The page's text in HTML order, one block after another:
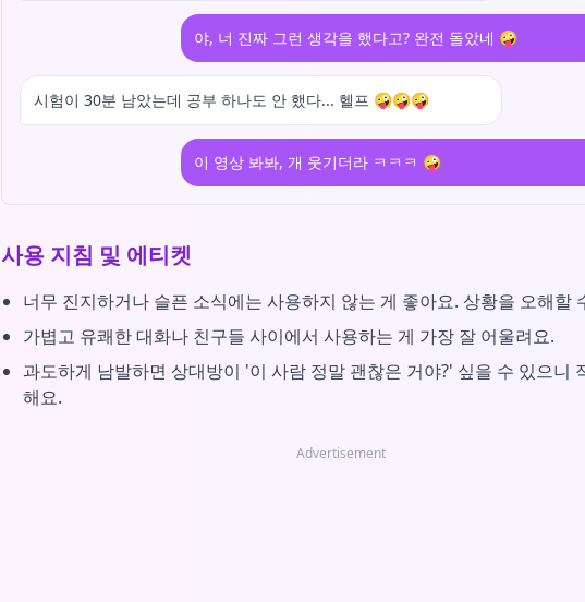
야, 너 진짜 그런 생각을 했다고? 완전 돌았네 🤪
시험이 30분 남았는데 공부 하나도 안 했다... 헬프 🤪🤪🤪
이 영상 봐봐, 개 웃기더라 ㅋㅋㅋ 🤪
사용 지침 및 에티켓
너무 진지하거나 슬픈 소식에는 사용하지 않는 게 좋아요. 상황을 오해할
가볍고 유쾌한 대화나 친구들 사이에서 사용하는 게 가장 잘 어울려요.
과도하게 남발하면 상대방이 '이 사람 정말 괜찮은 거야?' 싶을 수 있으니
해요.
Advertisement